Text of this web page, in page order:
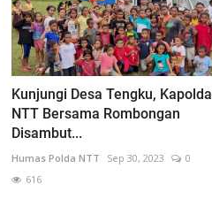
Kunjungi Desa Tengku, Kapolda
NTT Bersama Rombongan
Disambut...
Humas Polda NTT Sep 30, 2023
0
616